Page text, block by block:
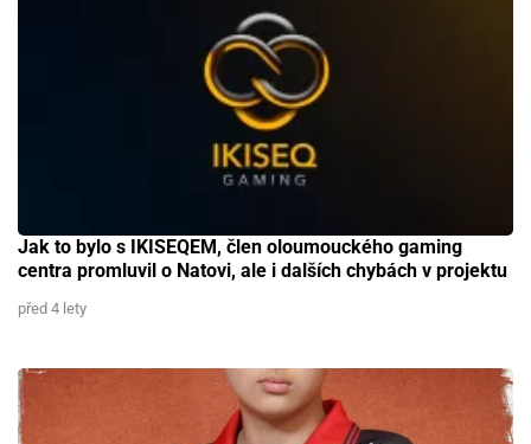
Jak to bylo s IKISEQEM, člen oloumouckého gaming
centra promluvil o Natovi, ale i dalších chybách v projektu
před 4 lety